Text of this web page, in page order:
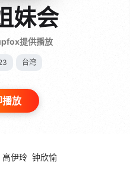
妹会
提供播放
台湾
播放
高伊玲 钟欣愉